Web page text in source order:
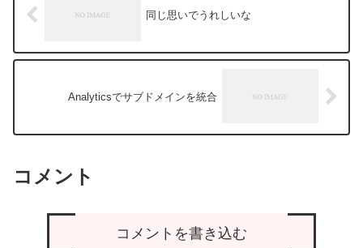
同じ思いでうれしいな
Analyticsでサブドメインを統合
コメント
コメントを書き込む